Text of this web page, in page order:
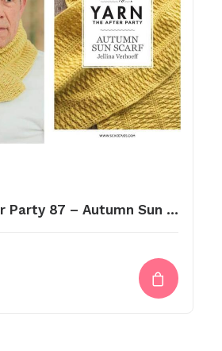
Yarn The After Party 87 – Autumn Sun Scarf By Jellina Verhoeff